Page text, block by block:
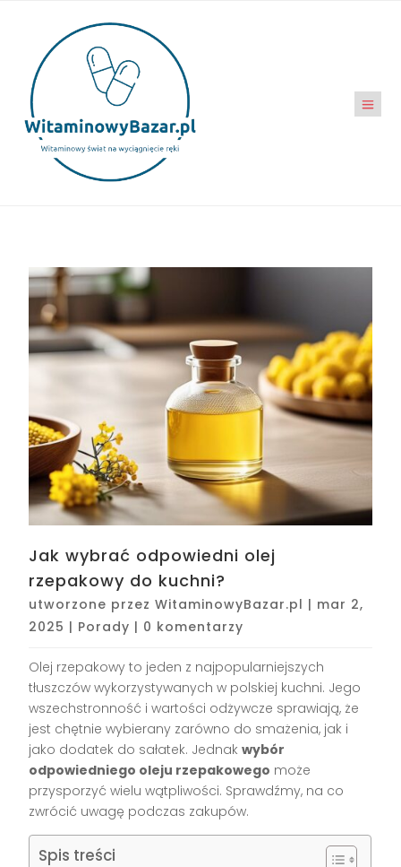
Jak wybrać odpowiedni olej
rzepakowy do kuchni?
utworzone przezWitaminowyBazar.pl | mar 2,
2025 | Porady | 0 komentarzy
Olej rzepakowy to jeden z najpopularniejszych
tłuszczów wykorzystywanych w polskiej kuchni. Jego
wszechstronność i wartości odżywcze sprawiają, że
jest chętnie wybierany zarówno do smażenia, jak i
jako dodatek do sałatek. Jednakwybór
odpowiedniego oleju rzepakowego może
przysporzyć wielu wątpliwości. Sprawdźmy, na co
zwrócić uwagę podczas zakupów.
Spis treści